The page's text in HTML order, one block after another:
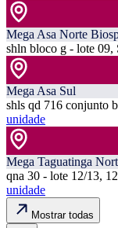
Mega Asa Norte
shln bloco g - lote 09,
Mega Asa Sul
shls qd 716 conjunto
unidade
Mega Taguatinga
qna 30 - lote 12/13,
unidade
Mostrar todas